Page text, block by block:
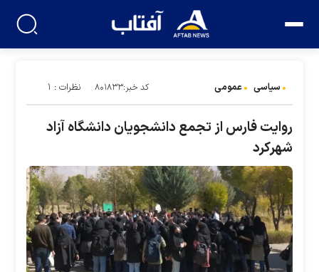
سیاسی عمومی کد خبر:۸۰۱۸۳۳ نظرات : ۱
روایت فارس از تجمع دانشجویان دانشگاه آزاد
شهرکرد